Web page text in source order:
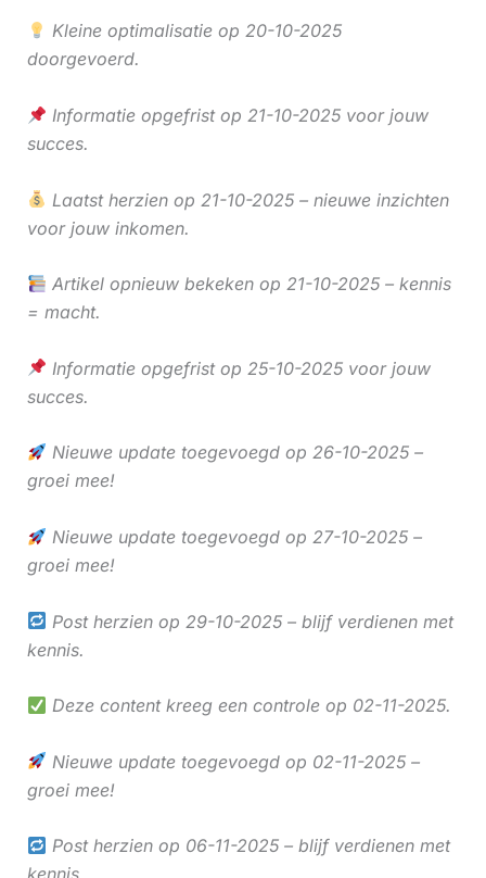
Kleine optimalisatie op 20-10-2025
doorgevoerd.
Informatie opgefrist op 21-10-2025 voor jouw
succes.
Laatst herzien op 21-10-2025 – nieuwe inzichten
voor jouw inkomen.
Artikel opnieuw bekeken op 21-10-2025 – kennis
= macht.
Informatie opgefrist op 25-10-2025 voor jouw
succes.
Nieuwe update toegevoegd op 26-10-2025 –
groei mee!
Nieuwe update toegevoegd op 27-10-2025 –
groei mee!
Post herzien op 29-10-2025 – blijf verdienen met
kennis.
Deze content kreeg een controle op 02-11-2025.
Nieuwe update toegevoegd op 02-11-2025 –
groei mee!
Post herzien op 06-11-2025 – blijf verdienen met